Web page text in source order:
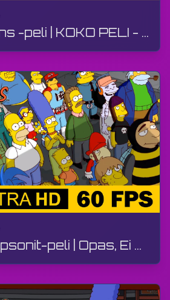
The Simpsons -peli | KOKO PELI - Pelivideo, Ei kommenttia, PS3
Peli Ohi | Simpsonit-peli | Opas, Ei Kommentaareja, PS3